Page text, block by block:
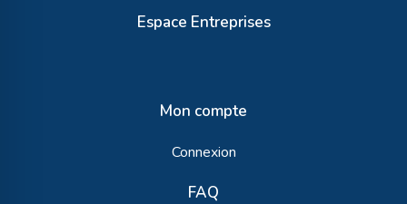
Espace Entreprises
Mon compte
Connexion
FAQ